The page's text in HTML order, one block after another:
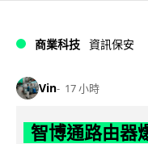
商業科技 資訊保安
Vin 17 小時
智博通路由器